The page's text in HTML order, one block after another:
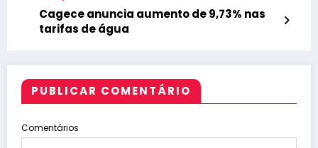
Cagece anuncia aumento de 9,73% nas
tarifas de água
PUBLICAR COMENTÁRIO
Comentários